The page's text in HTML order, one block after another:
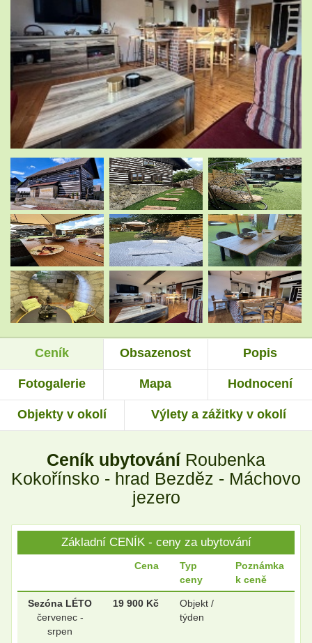
Ceník Obsazenost Popis
Fotogalerie Mapa Hodnocení
Objekty v okolí Výlety a zážitky v okolí
Ceník ubytování Roubenka
Kokořínsko - hrad Bezděz - Máchovo
jezero
Základní CENÍK - ceny za ubytování
Cena
Typ
ceny
Poznámka
k ceně
Sezóna LÉTO
červenec -
srpen
19 900 Kč
Objekt /
týden